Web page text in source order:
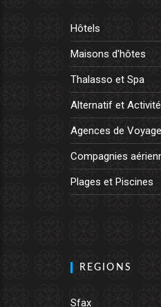
Hôtels
Maisons d'hôtes
Thalasso et Spa
Alternatif et
Agences de
Compagnies
Plages et Piscines
REGIONS
Sfax